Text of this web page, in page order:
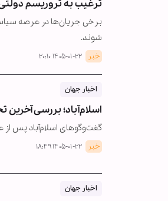
ترغیب به تروریسم
برخی جریان‌ها در عرصه
شوند.
خبر ۱۴۰۵-۰۱-۲۲ ۲۰:۱۰
اخبار جهان
اسلام‌آباد؛ بررسی آخرین
گفت‌وگوهای اسلام‌آباد پس از
خبر ۱۴۰۵-۰۱-۲۲ ۱۸:۴۹
اخبار جهان